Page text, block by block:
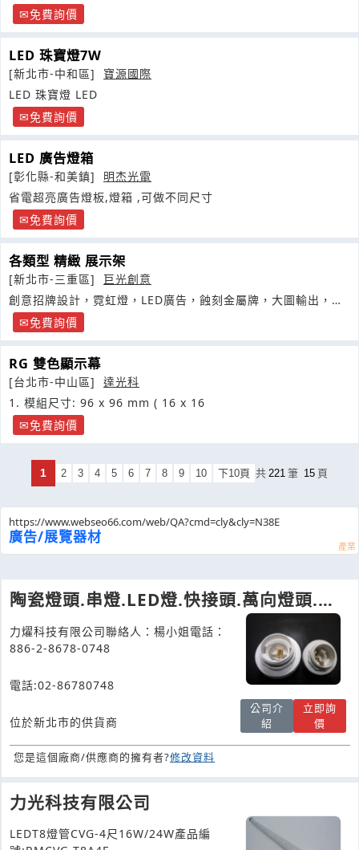
展的廠商使用
免費詢價
LED 珠寶燈7W
[新北市-中和區]
寶源國際
LED 珠寶燈 LED
免費詢價
LED 廣告燈箱
[彰化縣-和美鎮]
明杰光電
省電超亮廣告燈板,燈箱 ,可做不同尺寸
免費詢價
各類型 精緻 展示架
[新北市-三重區]
巨光創意
創意招牌設計，霓虹燈，LED廣告，蝕刻金屬牌，大圖輸出，各
類精緻標示牌
免費詢價
RG 雙色顯示幕
[台北市-中山區]
達光科
1. 模組尺寸: 96 x 96 mm ( 16 x 16
免費詢價
1 2 3 4 5 6 7 8 9 10 下10頁 共 221 筆 15 頁
https://www.webseo66.com/web/QA?cmd=cly&cly=N38E
廣告/展覽器材
陶瓷燈頭.串燈.LED燈.快接頭.萬向燈頭.力
燿科技LiYao
力燿科技有限公司聯絡人：楊小姐電話：
886-2-8678-0748
電話:02-86780748
位於新北市的供貨商
公司介
紹
立即詢
價
您是這個廠商/供應商的擁有者?修改資料
力光科技有限公司
LEDT8燈管CVG-4尺16W/24W產品編